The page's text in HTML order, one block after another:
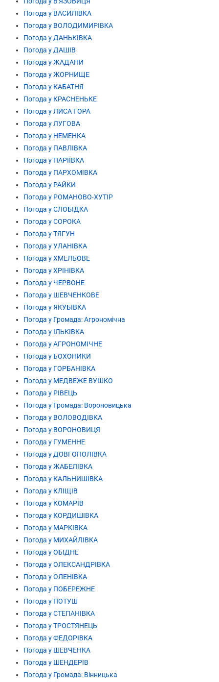
Погода у ВАСИЛІВКА
Погода у ВОЛОДИМИРІВКА
Погода у ДАНЬКІВКА
Погода у ДАШІВ
Погода у ЖАДАНИ
Погода у ЖОРНИЩЕ
Погода у КАБАТНЯ
Погода у КРАСНЕНЬКЕ
Погода у ЛИСА ГОРА
Погода у ЛУГОВА
Погода у НЕМЕНКА
Погода у ПАВЛІВКА
Погода у ПАРІЇВКА
Погода у ПАРХОМІВКА
Погода у РАЙКИ
Погода у РОМАНОВО-ХУТІР
Погода у СЛОБІДКА
Погода у СОРОКА
Погода у ТЯГУН
Погода у УЛАНІВКА
Погода у ХМЕЛЬОВЕ
Погода у ХРІНІВКА
Погода у ЧЕРВОНЕ
Погода у ШЕВЧЕНКОВЕ
Погода у ЯКУБІВКА
Погода у Громада: Агрономічна
Погода у ІЛЬКІВКА
Погода у АГРОНОМІЧНЕ
Погода у БОХОНИКИ
Погода у ГОРБАНІВКА
Погода у МЕДВЕЖЕ ВУШКО
Погода у РІВЕЦЬ
Погода у Громада: Вороновицька
Погода у ВОЛОВОДІВКА
Погода у ВОРОНОВИЦЯ
Погода у ГУМЕННЕ
Погода у ДОВГОПОЛІВКА
Погода у ЖАБЕЛІВКА
Погода у КАЛЬНИШІВКА
Погода у КЛІЩІВ
Погода у КОМАРІВ
Погода у КОРДИШІВКА
Погода у МАРКІВКА
Погода у МИХАЙЛІВКА
Погода у ОБІДНЕ
Погода у ОЛЕКСАНДРІВКА
Погода у ОЛЕНІВКА
Погода у ПОБЕРЕЖНЕ
Погода у ПОТУШ
Погода у СТЕПАНІВКА
Погода у ТРОСТЯНЕЦЬ
Погода у ФЕДОРІВКА
Погода у ШЕВЧЕНКА
Погода у ШЕНДЕРІВ
Погода у Громада: Вінницька